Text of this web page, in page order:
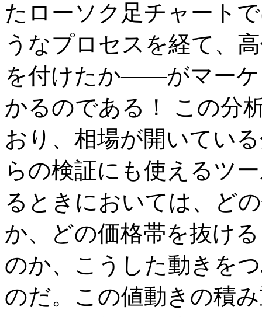
たローソク足チャート
うなプロセスを経て、
を付けたか――がマーケ
かるのである！ この分
おり、相場が開いてい
らの検証にも使えるツ
るときにおいては、ど
か、どの価格帯を抜け
のか、こうした動きを
のだ。この値動きの積